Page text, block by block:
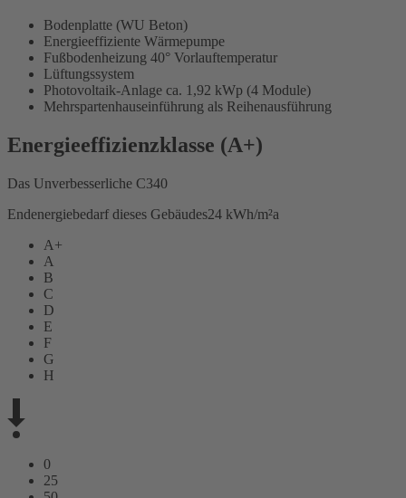
Bodenplatte (WU Beton)
Energieeffiziente Wärmepumpe
Fußbodenheizung 40° Vorlauftemperatur
Lüftungssystem
Photovoltaik-Anlage ca. 1,92 kWp (4 Module)
Mehrspartenhauseinführung als Reihenausführung
Energieeffizienzklasse (A+)
Das Unverbesserliche C340
Endenergiebedarf dieses Gebäudes24 kWh/m²a
A+
A
B
C
D
E
F
G
H
0
25